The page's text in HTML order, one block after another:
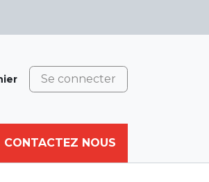
Se connecter
AUTRES
CONTACTEZ NOUS